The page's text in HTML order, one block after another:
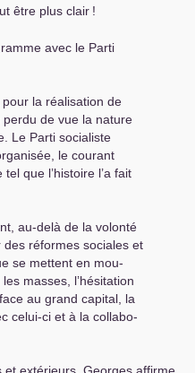
être plus clair !
avec le Parti
la réalisation de
perdu de vue la nature
Le Parti socialiste
le courant
que l’histoire l’a fait
au-delà de la volonté
réformes sociales et
se mettent en mou­
masses, l’hésitation
au grand capital, la
celui-ci et à la collabo­
et extérieurs, Georges affirme